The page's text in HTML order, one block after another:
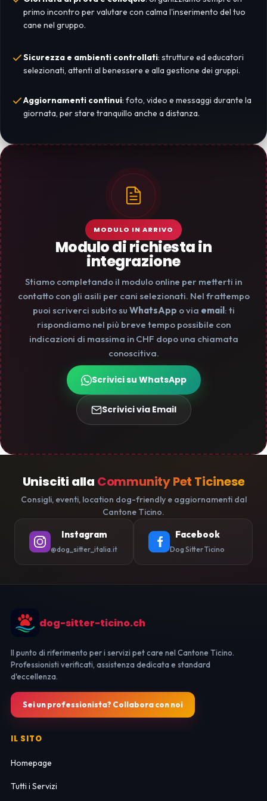
primo incontro per valutare con calma l'inserimento del tuo
cane nel gruppo.
Sicurezza e ambienti controllati: strutture ed educatori
selezionati, attenti al benessere e alla gestione dei gruppi.
Aggiornamenti continui: foto, video e messaggi durante la
giornata, per stare tranquillo anche a distanza.
MODULO IN ARRIVO
Modulo di richiesta in
integrazione
Stiamo completando il modulo online per metterti in
contatto con gli asili per cani selezionati. Nel frattempo
puoi scriverci subito su WhatsApp o via email : ti
rispondiamo nel più breve tempo possibile con
indicazioni di massima in CHF dopo una chiamata
conoscitiva.
Scrivici su WhatsApp
Scrivici via Email
Unisciti alla Community Pet Ticinese
Consigli, eventi, location dog-friendly e aggiornamenti dal
Cantone Ticino.
Instagram
@dog_sitter_italia.it
Facebook
Dog Sitter Ticino
dog-sitter-ticino.ch
Il punto di riferimento per i servizi pet care nel Cantone Ticino.
Professionisti verificati, assistenza dedicata e standard
d'eccellenza.
Sei un professionista? Collabora con noi
IL SITO
Homepage
Tutti i Servizi